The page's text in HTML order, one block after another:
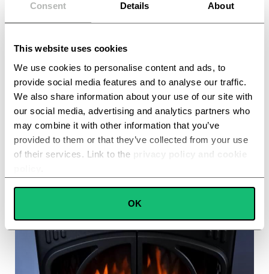
Consent Details About
This website uses cookies
We use cookies to personalise content and ads, to
provide social media features and to analyse our traffic.
We also share information about your use of our site with
our social media, advertising and analytics partners who
may combine it with other information that you’ve
provided to them or that they’ve collected from your use
of their services. Link to the
privacy policy and cookie
Preferences
OK
Jetzt mit 50% Rabatt bestellen
+9978 zufriedene Kunden
ALGER BECKER
Bewertung 5 / 5